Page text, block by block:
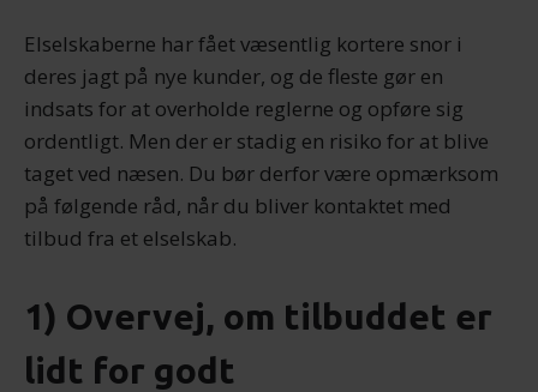
Elselskaberne har fået væsentlig kortere snor i
deres jagt på nye kunder, og de fleste gør en
indsats for at overholde reglerne og opføre sig
ordentligt. Men der er stadig en risiko for at blive
taget ved næsen. Du bør derfor være opmærksom
på følgende råd, når du bliver kontaktet med
tilbud fra et elselskab.
1) Overvej, om tilbuddet er
lidt for godt